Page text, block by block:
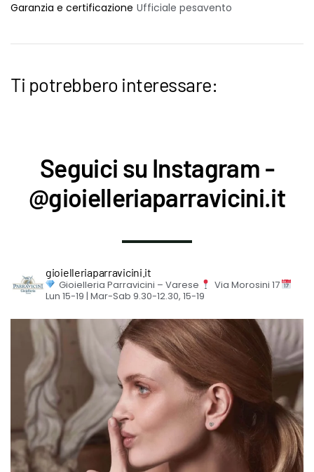
Garanzia e certificazione Ufficiale pesavento
Ti potrebbero interessare:
Seguici su Instagram -
@gioielleriaparravicini.it
gioielleriaparravicini.it
Gioielleria Parravicini – Varese
Via Morosini 17
Lun 15-19 | Mar-Sab 9.30-12.30, 15-19